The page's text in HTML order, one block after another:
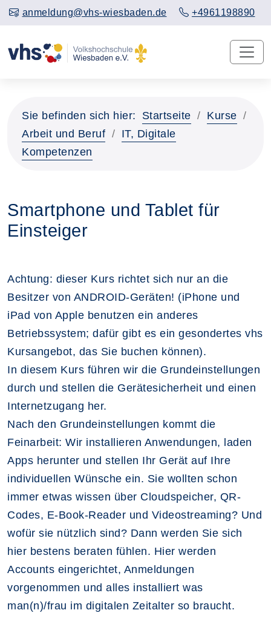
anmeldung@vhs-wiesbaden.de +4961198890
Sie befinden sich hier: Startseite
Kurse
Arbeit und Beruf
IT, Digitale
Kompetenzen
Smartphone und Tablet für
Einsteiger
Achtung: dieser Kurs richtet sich nur an die
Besitzer von ANDROID-Geräten! (iPhone und
iPad von Apple benutzen ein anderes
Betriebssystem; dafür gibt es ein gesondertes vhs
Kursangebot, das Sie buchen können).
In diesem Kurs führen wir die Grundeinstellungen
durch und stellen die Gerätesicherheit und einen
Internetzugang her.
Nach den Grundeinstellungen kommt die
Feinarbeit: Wir installieren Anwendungen, laden
Apps herunter und stellen Ihr Gerät auf Ihre
individuellen Wünsche ein. Sie wollten schon
immer etwas wissen über Cloudspeicher, QR-
Codes, E-Book-Reader und Videostreaming? Und
wofür sie nützlich sind? Dann werden Sie sich
hier bestens beraten fühlen. Hier werden
Accounts eingerichtet, Anmeldungen
vorgenommen und alles installiert was
man(n)/frau im digitalen Zeitalter so braucht.